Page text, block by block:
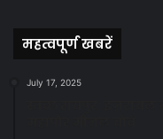
महत्वपूर्ण खबरें
July 17, 2025